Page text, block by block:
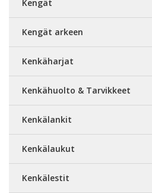
Kengät
Kengät arkeen
Kenkäharjat
Kenkähuolto & Tarvikkeet
Kenkälankit
Kenkälaukut
Kenkälestit